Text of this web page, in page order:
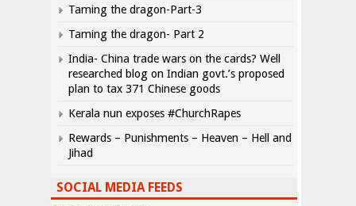
Taming the dragon-Part-3
Taming the dragon- Part 2
India- China trade wars on the cards? Well
researched blog on Indian govt.’s proposed
plan to tax 371 Chinese goods
Kerala nun exposes #ChurchRapes
Rewards – Punishments – Heaven – Hell and
Jihad
SOCIAL MEDIA FEEDS